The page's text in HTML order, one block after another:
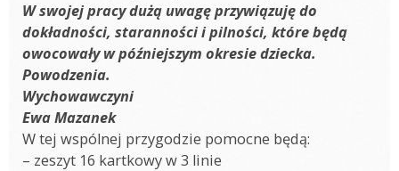
W swojej pracy dużą uwagę przywiązuję do
dokładności, staranności i pilności, które będą
owocowały w późniejszym okresie dziecka.
Powodzenia.
Wychowawczyni
Ewa Mazanek
W tej wspólnej przygodzie pomocne będą:
– zeszyt 16 kartkowy w 3 linie